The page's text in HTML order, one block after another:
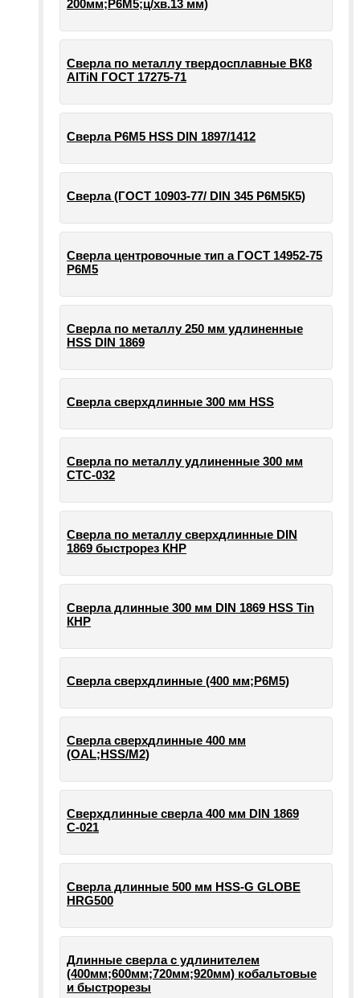
200мм;Р6М5;ц/хв.13 мм)
Сверла по металлу твердосплавные ВК8
AlTiN ГОСТ 17275-71
Сверла Р6М5 HSS DIN 1897/1412
Сверла (ГОСТ 10903-77/ DIN 345 Р6М5К5)
Сверла центровочные тип а ГОСТ 14952-75
Р6М5
Сверла по металлу 250 мм удлиненные
HSS DIN 1869
Сверла сверхдлинные 300 мм HSS
Сверла по металлу удлиненные 300 мм
СТС-032
Сверла по металлу сверхдлинные DIN
1869 быстрорез КНР
Сверла длинные 300 мм DIN 1869 HSS Tin
КНР
Сверла сверхдлинные (400 мм;Р6М5)
Сверла сверхдлинные 400 мм
(OAL;HSS/M2)
Сверхдлинные сверла 400 мм DIN 1869
С-021
Сверла длинные 500 мм HSS-G GLOBE
HRG500
Длинные сверла с удлинителем
(400мм;600мм;720мм;920мм) кобальтовые
и быстрорезы